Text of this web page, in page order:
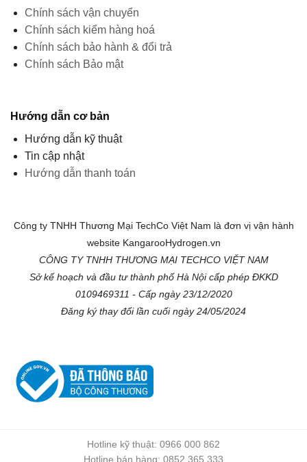
Chính sách vận chuyển
Chính sách kiểm hàng hoá
Chính sách bảo hành & đổi trả
Chính sách Bảo mật
Hướng dẫn cơ bản
Hướng dẫn kỹ thuật
Tin cập nhật
Hướng dẫn thanh toán
Công ty TNHH Thương Mại TechCo Việt Nam là đơn vị vận hành
website KangarooHydrogen.vn
CÔNG TY TNHH THƯƠNG MẠI TECHCO VIỆT NAM
Sở kế hoạch và đầu tư thành phố Hà Nội cấp phép ĐKKD
0109469311 - Cấp ngày 23/12/2020
Đăng ký thay đổi lần cuối ngày 24/05/2024
Hotline kỹ thuật: 0966 000 862
Hotline bán hàng: 0852 365 333